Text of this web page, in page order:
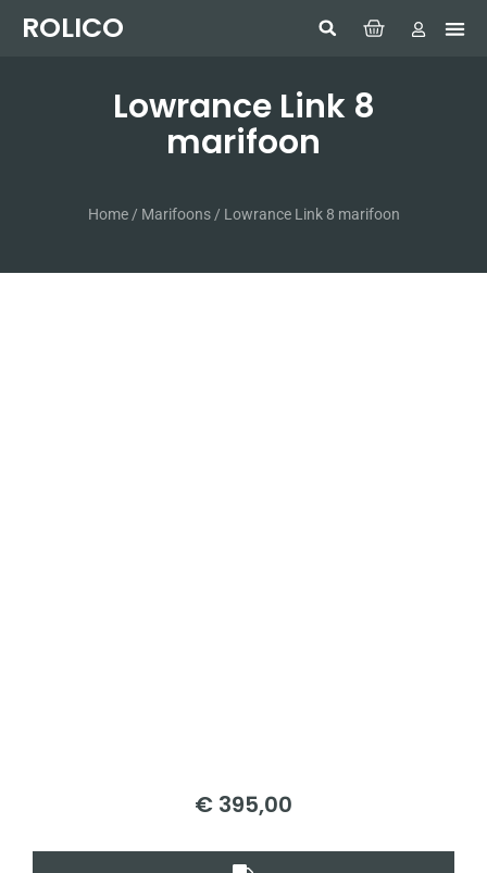
ROLICO
Lowrance Link 8
marifoon
Home/ Marifoons/ Lowrance Link 8 marifoon
€ 395,00